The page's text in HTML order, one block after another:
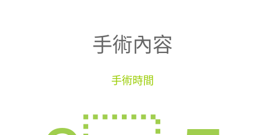
手術內容
手術時間